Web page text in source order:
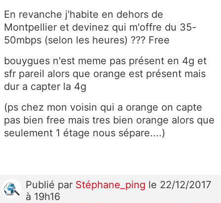
En revanche j'habite en dehors de
Montpellier et devinez qui m'offre du 35-
50mbps (selon les heures) ??? Free
bouygues n'est meme pas présent en 4g et
sfr pareil alors que orange est présent mais
dur a capter la 4g
(ps chez mon voisin qui a orange on capte
pas bien free mais tres bien orange alors que
seulement 1 étage nous sépare....)
Publié par Stéphane_ping le 22/12/2017
à 19h16